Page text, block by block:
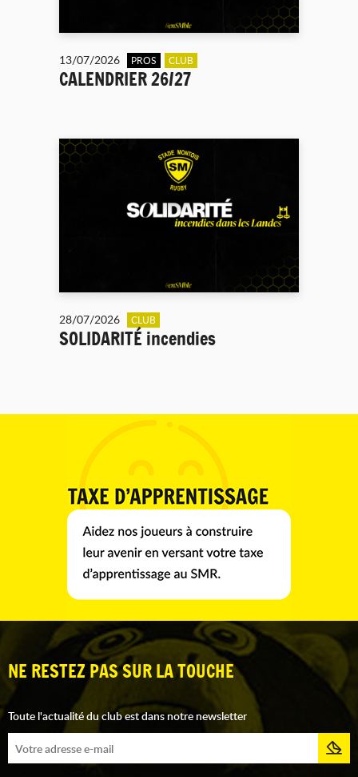
13/07/2026 PROS CLUB
CALENDRIER 26/27
28/07/2026 CLUB
SOLIDARITÉ incendies
NE RESTEZ PAS SUR LA TOUCHE
Toute l'actualité du club est dans notre newsletter